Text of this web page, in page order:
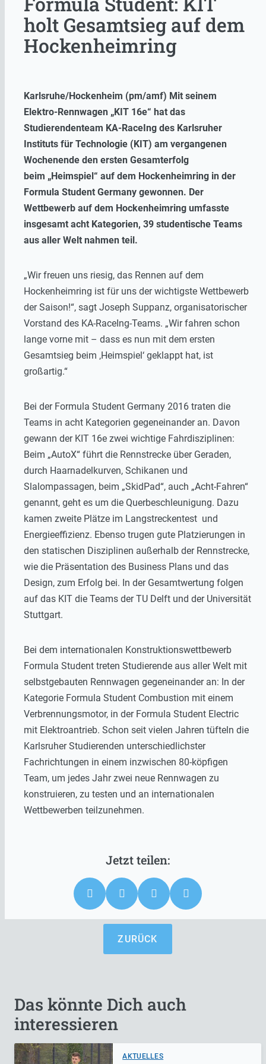
holt Gesamtsieg auf dem
Hockenheimring
Karlsruhe/Hockenheim (pm/amf) Mit seinem
Elektro-Rennwagen „KIT 16e“ hat das
Studierendenteam KA-RaceIng des Karlsruher
Instituts für Technologie (KIT) am vergangenen
Wochenende den ersten Gesamterfolg
beim „Heimspiel“ auf dem Hockenheimring in der
Formula Student Germany gewonnen. Der
Wettbewerb auf dem Hockenheimring umfasste
insgesamt acht Kategorien, 39 studentische Teams
aus aller Welt nahmen teil.
„Wir freuen uns riesig, das Rennen auf dem
Hockenheimring ist für uns der wichtigste Wettbewerb
der Saison!“, sagt Joseph Suppanz, organisatorischer
Vorstand des KA-RaceIng-Teams. „Wir fahren schon
lange vorne mit – dass es nun mit dem ersten
Gesamtsieg beim ‚Heimspiel‘ geklappt hat, ist
großartig.“
Bei der Formula Student Germany 2016 traten die
Teams in acht Kategorien gegeneinander an. Davon
gewann der KIT 16e zwei wichtige Fahrdisziplinen:
Beim „AutoX“ führt die Rennstrecke über Geraden,
durch Haarnadelkurven, Schikanen und
Slalompassagen, beim „SkidPad“, auch „Acht-Fahren“
genannt, geht es um die Querbeschleunigung. Dazu
kamen zweite Plätze im Langstreckentest und
Energieeffizienz. Ebenso trugen gute Platzierungen in
den statischen Disziplinen außerhalb der Rennstrecke,
wie die Präsentation des Business Plans und das
Design, zum Erfolg bei. In der Gesamtwertung folgen
auf das KIT die Teams der TU Delft und der Universität
Stuttgart.
Bei dem internationalen Konstruktionswettbewerb
Formula Student treten Studierende aus aller Welt mit
selbstgebauten Rennwagen gegeneinander an: In der
Kategorie Formula Student Combustion mit einem
Verbrennungsmotor, in der Formula Student Electric
mit Elektroantrieb. Schon seit vielen Jahren tüfteln die
Karlsruher Studierenden unterschiedlichster
Fachrichtungen in einem inzwischen 80-köpfigen
Team, um jedes Jahr zwei neue Rennwagen zu
konstruieren, zu testen und an internationalen
Wettbewerben teilzunehmen.
ZURÜCK
Das könnte Dich auch
interessieren
AKTUELLES